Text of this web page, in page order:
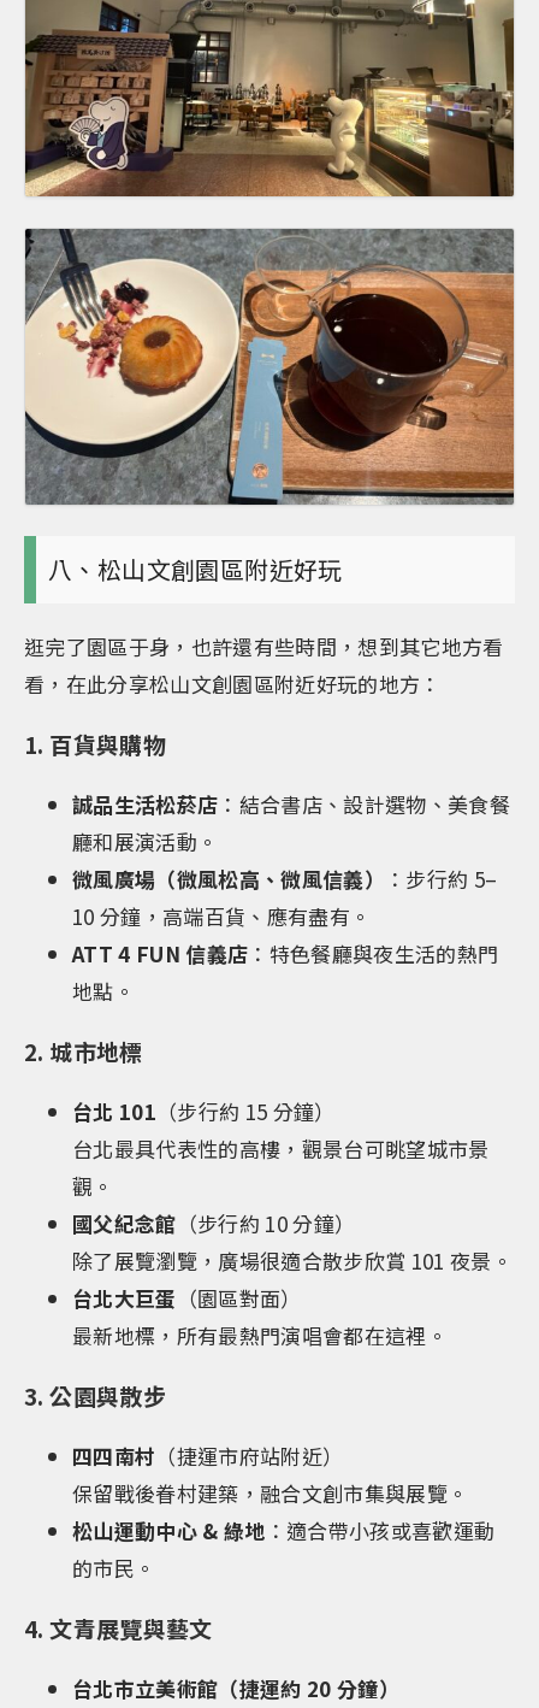
八、松山文創園區附近好玩
逛完了園區于身，也許還有些時間，想到其它地方看
看，在此分享松山文創園區附近好玩的地方：
1. 百貨與購物
誠品生活松菸店 ：結合書店、設計選物、美食餐
廳和展演活動。
微風廣場（微風松高、微風信義）
：步行約 5–
10 分鐘，高端百貨、應有盡有。
ATT 4 FUN 信義店 ：特色餐廳與夜生活的熱門
地點。
2. 城市地標
台北 101 （步行約 15 分鐘）
台北最具代表性的高樓，觀景台可眺望城市景
觀。
國父紀念館 （步行約 10 分鐘）
除了展覽瀏覽，廣場很適合散步欣賞 101 夜景。
台北大巨蛋 （園區對面）
最新地標，所有最熱門演唱會都在這裡。
3. 公園與散步
四四南村 （捷運市府站附近）
保留戰後眷村建築，融合文創市集與展覽。
松山運動中心 & 綠地 ：適合帶小孩或喜歡運動
的市民。
4. 文青展覽與藝文
台北市立美術館（捷運約 20 分鐘）